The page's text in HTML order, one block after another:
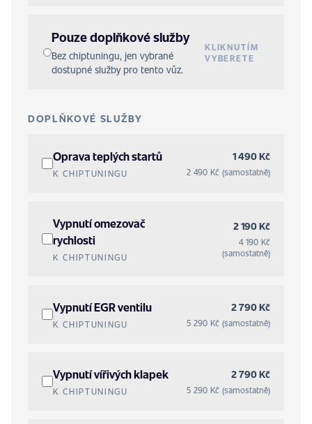
Pouze doplňkové služby
Bez chiptuningu, jen vybrané
dostupné služby pro tento vůz.
KLIKNUTÍM
VYBERETE
DOPLŇKOVÉ SLUŽBY
Oprava teplých startů
K CHIPTUNINGU
1 490 Kč
2 490 Kč (samostatně)
Vypnutí omezovač
rychlosti
K CHIPTUNINGU
2 190 Kč
4 190 Kč
(samostatně)
Vypnutí EGR ventilu
K CHIPTUNINGU
2 790 Kč
5 290 Kč (samostatně)
Vypnutí vířivých klapek
K CHIPTUNINGU
2 790 Kč
5 290 Kč (samostatně)